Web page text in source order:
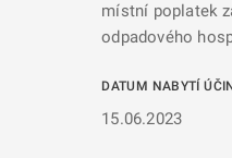
místní poplatek
odpadového
DATUM NABYTÍ
15.06.2023